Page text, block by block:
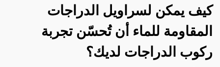
كيف يمكن لسراويل الدراجات
المقاومة للماء أن تُحسّن تجربة
ركوب الدراجات لديك؟